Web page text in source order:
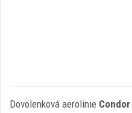
Dovolenková aerolinie Condor